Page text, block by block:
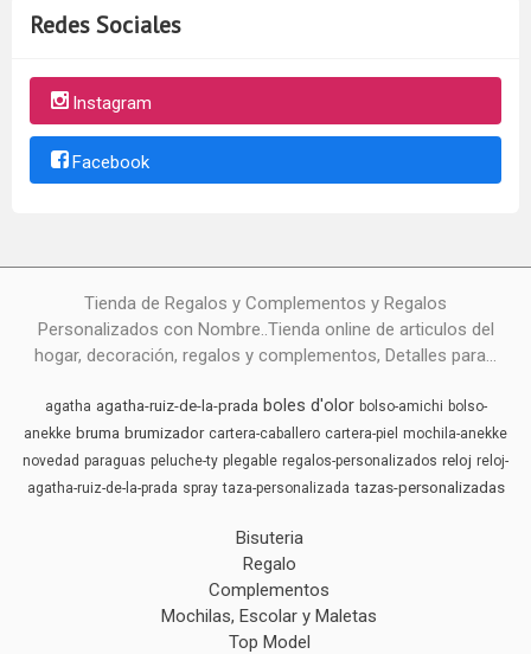
Redes Sociales
Instagram
Facebook
Tienda de Regalos y Complementos y Regalos
Personalizados con Nombre..Tienda online de articulos del
hogar, decoración, regalos y complementos, Detalles para...
agatha agatha-ruiz-de-la-prada boles d'olor bolso-amichi bolso-
anekke bruma brumizador cartera-caballero cartera-piel mochila-anekke
novedad paraguas peluche-ty plegable regalos-personalizados reloj reloj-
agatha-ruiz-de-la-prada spray taza-personalizada tazas-personalizadas
Bisuteria
Regalo
Complementos
Mochilas, Escolar y Maletas
Top Model